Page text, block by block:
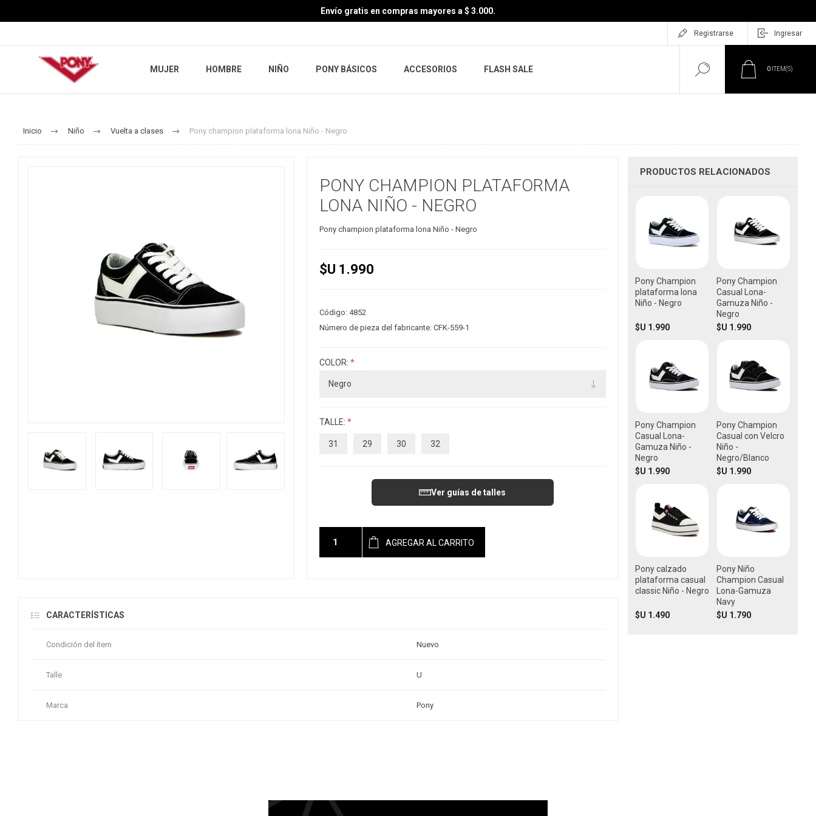
Envío gratis en compras mayores a $ 3.000.
Registrarse Ingresar
MUJER HOMBRE NIÑO PONY BÁSICOS ACCESORIOS FLASH SALE 0 ITEM(S)
Inicio Niño Vuelta a clases Pony champion plataforma lona Niño - Negro
PONY CHAMPION PLATAFORMA
LONA NIÑO - NEGRO
Pony champion plataforma lona Niño - Negro
$U 1.990
Código: 4852
Número de pieza del fabricante: CFK-559-1
COLOR: *
TALLE: *
31 29 30 32
Ver guías de talles
AGREGAR AL CARRITO
CARACTERÍSTICAS
Condición del ítem Nuevo
Talle U
Marca Pony
PRODUCTOS RELACIONADOS
Pony Champion
plataforma lona
Niño - Negro
$U 1.990
Pony Champion
Casual Lona-
Gamuza Niño -
Negro
$U 1.990
Pony Champion
Casual Lona-
Gamuza Niño -
Negro
$U 1.990
Pony Champion
Casual con Velcro
Niño -
Negro/Blanco
$U 1.990
Pony calzado
plataforma casual
classic Niño - Negro
$U 1.490
Pony Niño
Champion Casual
Lona-Gamuza
Navy
$U 1.790